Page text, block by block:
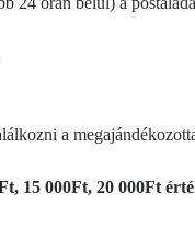
a
15 000Ft, 20 000Ft